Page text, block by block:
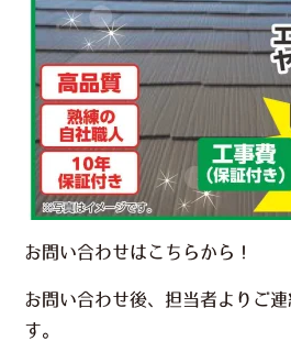
お問い合わせはこちらから！
お問い合わせ後、担当者よりご
す。